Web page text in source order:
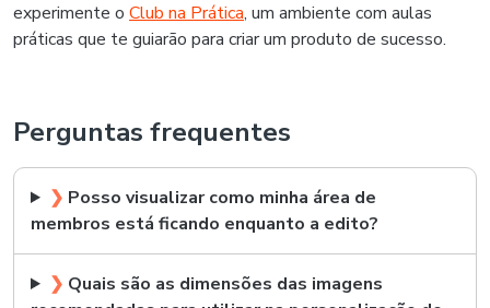
experimente o Club na Prática, um ambiente com aulas
práticas que te guiarão para criar um produto de sucesso.
Perguntas frequentes
❯ Posso visualizar como minha área de
membros está ficando enquanto a edito?
❯ Quais são as dimensões das imagens